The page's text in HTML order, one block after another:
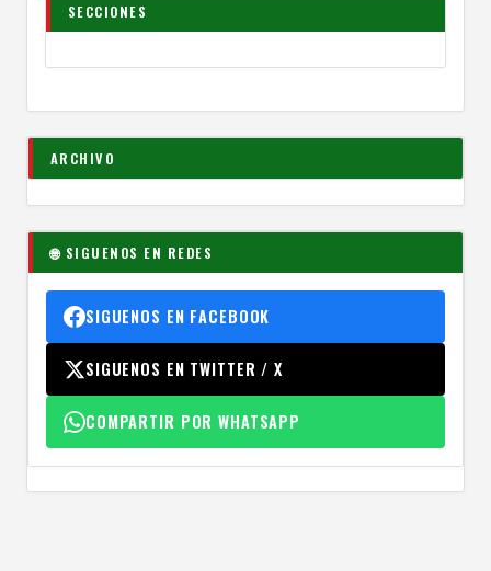
SECCIONES
ARCHIVO
🌐 SIGUENOS EN REDES
SIGUENOS EN FACEBOOK
SIGUENOS EN TWITTER / X
COMPARTIR POR WHATSAPP